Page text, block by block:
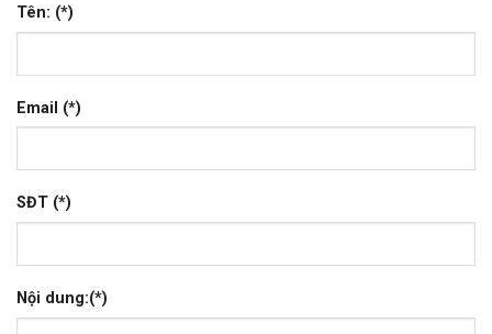
Tên: (*)
Email (*)
SĐT (*)
Nội dung:(*)